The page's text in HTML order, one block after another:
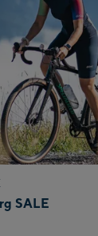
SALE